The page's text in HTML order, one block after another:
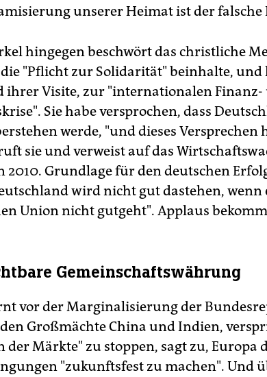
unserer Heimat ist der falsche
hingegen beschwört das christliche
"Pflicht zur Solidarität" beinhalte,
ihrer Visite, zur "internationalen Finanz-
Sie habe versprochen, dass
werde, "und dieses Versprechen
sie und verweist auf das
2010. Grundlage für den deutschen
wird nicht gut dastehen, wenn
Union nicht gutgeht". Applaus
Gemeinschaftswährung
vor der Marginalisierung der
Großmächte China und Indien,
der Märkte" zu stoppen, sagt zu, Europa
"zukunftsfest zu machen". Und